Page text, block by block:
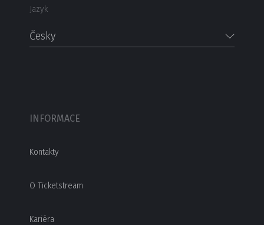
Jazyk
Česky
INFORMACE
Kontakty
O Ticketstream
Kariéra